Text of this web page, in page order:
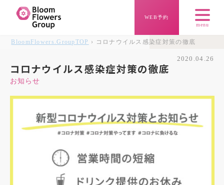
WEB予約
menu
BloomFlowers.GroupTOP › コロナウイルス感染症対策の徹底
コロナウイルス感染症対策の徹底
お知らせ
2020.04.26